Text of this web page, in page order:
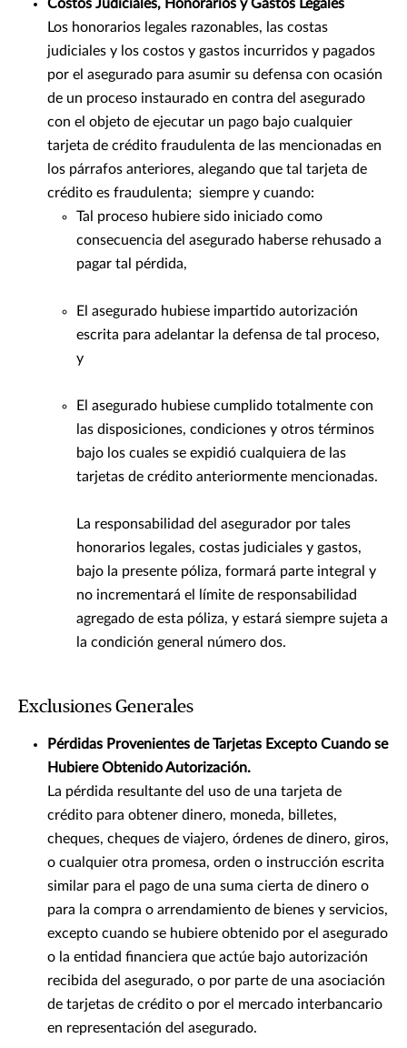
Costos Judiciales, Honorarios y Gastos Legales
Los honorarios legales razonables, las costas
judiciales y los costos y gastos incurridos y pagados
por el asegurado para asumir su defensa con ocasión
de un proceso instaurado en contra del asegurado
con el objeto de ejecutar un pago bajo cualquier
tarjeta de crédito fraudulenta de las mencionadas en
los párrafos anteriores, alegando que tal tarjeta de
crédito es fraudulenta; siempre y cuando:
Tal proceso hubiere sido iniciado como
consecuencia del asegurado haberse rehusado a
pagar tal pérdida,
El asegurado hubiese impartido autorización
escrita para adelantar la defensa de tal proceso,
y
El asegurado hubiese cumplido totalmente con
las disposiciones, condiciones y otros términos
bajo los cuales se expidió cualquiera de las
tarjetas de crédito anteriormente mencionadas.
La responsabilidad del asegurador por tales
honorarios legales, costas judiciales y gastos,
bajo la presente póliza, formará parte integral y
no incrementará el límite de responsabilidad
agregado de esta póliza, y estará siempre sujeta a
la condición general número dos.
Exclusiones Generales
Pérdidas Provenientes de Tarjetas Excepto Cuando se
Hubiere Obtenido Autorización.
La pérdida resultante del uso de una tarjeta de
crédito para obtener dinero, moneda, billetes,
cheques, cheques de viajero, órdenes de dinero, giros,
o cualquier otra promesa, orden o instrucción escrita
similar para el pago de una suma cierta de dinero o
para la compra o arrendamiento de bienes y servicios,
excepto cuando se hubiere obtenido por el asegurado
o la entidad financiera que actúe bajo autorización
recibida del asegurado, o por parte de una asociación
de tarjetas de crédito o por el mercado interbancario
en representación del asegurado.